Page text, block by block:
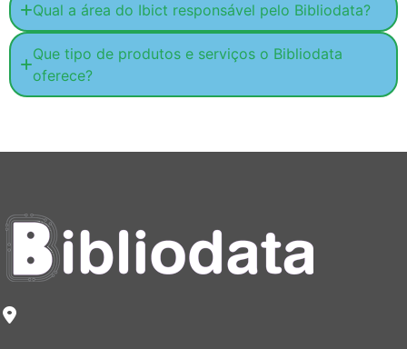
Qual a área do Ibict responsável pelo Bibliodata?
Que tipo de produtos e serviços o Bibliodata
oferece?